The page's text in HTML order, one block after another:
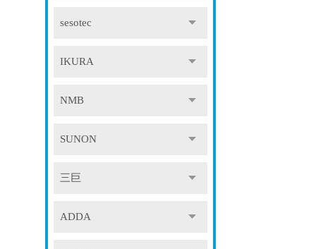
sesotec
IKURA
NMB
SUNON
三巨
ADDA